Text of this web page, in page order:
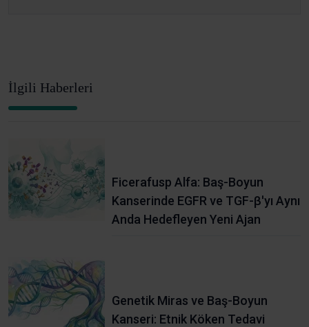
İlgili Haberleri
Ficerafusp Alfa: Baş-Boyun
Kanserinde EGFR ve TGF-β'yı Aynı
Anda Hedefleyen Yeni Ajan
Genetik Miras ve Baş-Boyun
Kanseri: Etnik Köken Tedavi